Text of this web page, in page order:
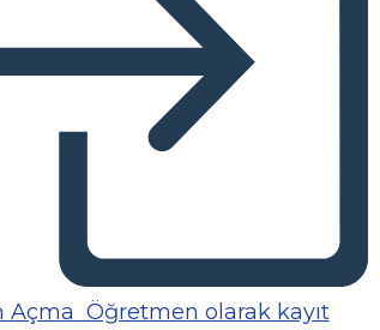
Açma Öğretmen olarak kayıt